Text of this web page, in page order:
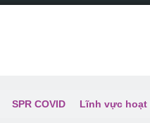
SPR COVID Lĩnh vực hoạt